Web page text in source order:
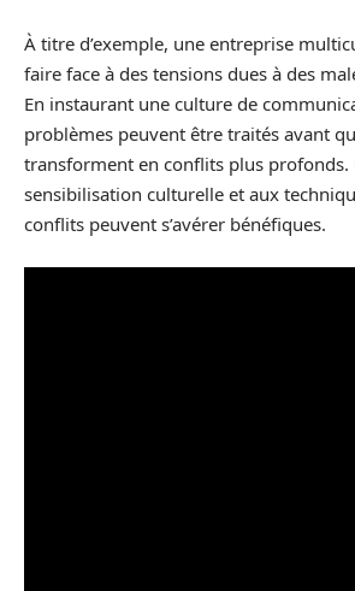
À titre d’exemple, une entreprise
faire face à des tensions dues à des
En instaurant une culture de
problèmes peuvent être traités avant
transforment en conflits plus profonds.
sensibilisation culturelle et aux
conflits peuvent s’avérer bénéfiques.